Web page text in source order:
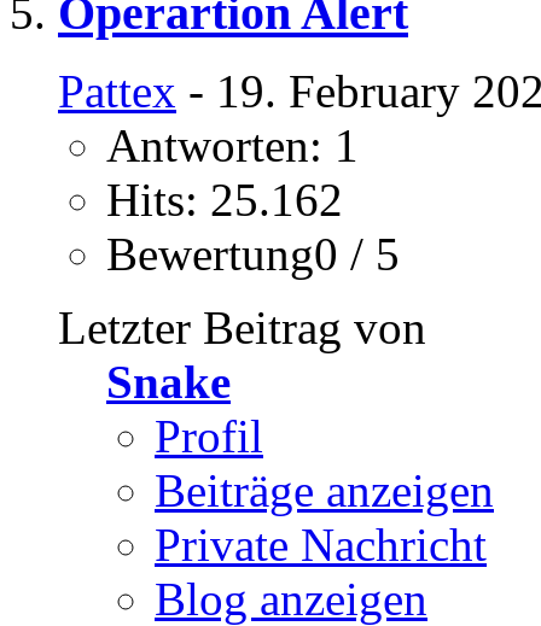
Operartion Alert
Pattex - 19. February
Antworten: 1
Hits: 25.162
Bewertung0 / 5
Letzter Beitrag von
Snake
Profil
Beiträge anzeigen
Private Nachricht
Blog anzeigen